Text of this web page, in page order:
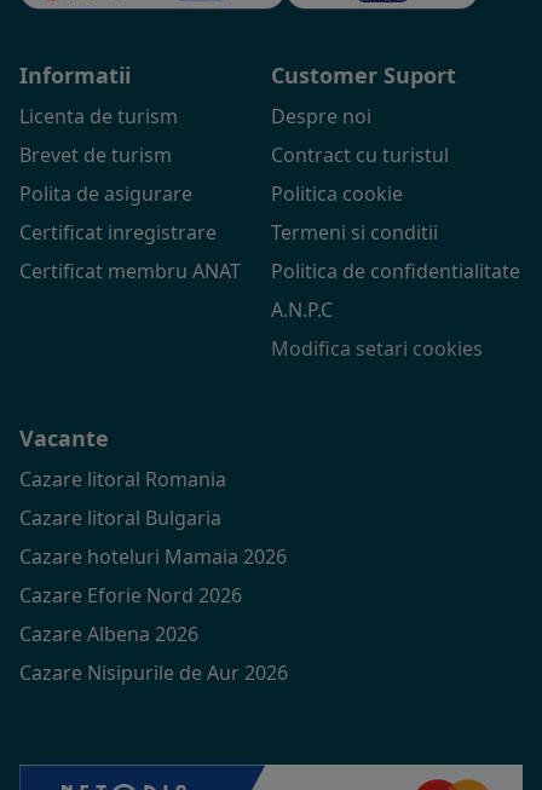
Informatii
Licenta de turism
Brevet de turism
Polita de asigurare
Certificat inregistrare
Certificat membru ANAT
Customer Suport
Despre noi
Contract cu turistul
Politica cookie
Termeni si conditii
Politica de confidentialitate
A.N.P.C
Modifica setari cookies
Vacante
Cazare litoral Romania
Cazare litoral Bulgaria
Cazare hoteluri Mamaia 2026
Cazare Eforie Nord 2026
Cazare Albena 2026
Cazare Nisipurile de Aur 2026